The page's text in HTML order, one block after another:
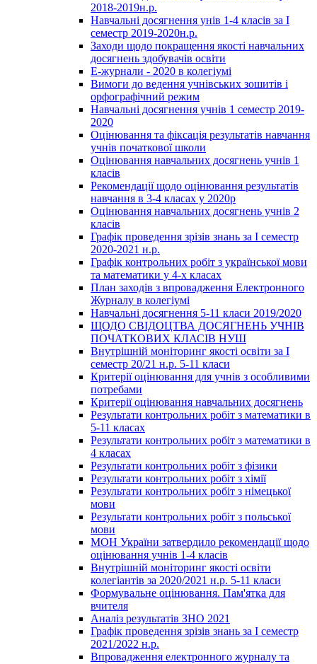
2018-2019н.р.
Навчальні досягнення унів 1-4 класів за І
семестр 2019-2020н.р.
Заходи щодо покращення якості навчальних
досягнень здобувачів освіти
Е-журнали - 2020 в колегіумі
Вимоги до ведення учнівських зошитів і
орфографічний режим
Навчальні досягнення учнів 1 семестр 2019-
2020
Оцінювання та фіксація результатів навчання
учнів початкової школи
Оцінювання навчальних досягнень учнів 1
класів
Рекомендації щодо оцінювання результатів
навчання в 3-4 класах у 2020р
Оцінювання навчальних досягнень учнів 2
класів
Графік проведення зрізів знань за І семестр
2020-2021 н.р.
Графік контрольних робіт з української мови
та математики у 4-х класах
План заходів з впровадження Електронного
Журналу в колегіумі
Навчальні досягнення 5-11 класи 2019/2020
ЩОДО СВІДОЦТВА ДОСЯГНЕНЬ УЧНІВ
ПОЧАТКОВИХ КЛАСІВ НУШ
Внутрішній моніторинг якості освіти за І
семестр 20/21 н.р. 5-11 класи
Критерії оцінювання для учнів з особливими
потребами
Критерії оцінювання навчальних досягнень
Результати контрольних робіт з математики в
5-11 класах
Результати контрольних робіт з математики в
4 класах
Результати контрольних робіт з фізики
Результати контрольних робіт з хімії
Результати контрольних робіт з німецької
мови
Результати контрольних робіт з польської
мови
МОН України затвердило рекомендації щодо
оцінювання учнів 1-4 класів
Внутрішній моніторинг якості освіти
колегіантів за 2020/2021 н.р. 5-11 класи
Формувальне оцінювання. Пам'ятка для
вчителя
Аналіз результатів ЗНО 2021
Графік проведення зрізів знань за І семестр
2021/2022 н.р.
Впровадження електронного журналу та